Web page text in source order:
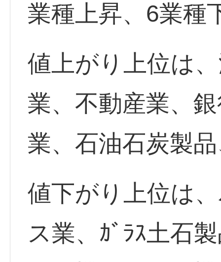
業種上昇、6業種
値上がり上位は
業、不動産業、
業、石油石炭製
値下がり上位は
ス業、ｶﾞﾗｽ土石